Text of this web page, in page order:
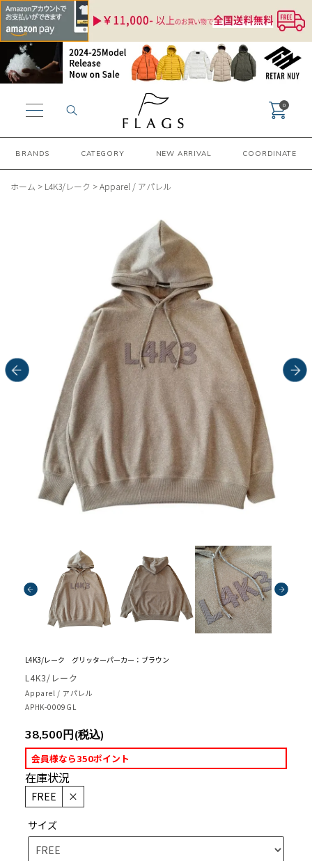
BRANDS CATEGORY NEW ARRIVAL COORDINATE
0
ホーム > L4K3/レーク >Apparel / アパレル
L4K3/レーク グリッターパーカー：ブラウン
L4K3/レーク
Apparel / アパレル
APHK-0009GL
38,500円(税込)
会員様なら350ポイント
在庫状況
FREE ×
サイズ